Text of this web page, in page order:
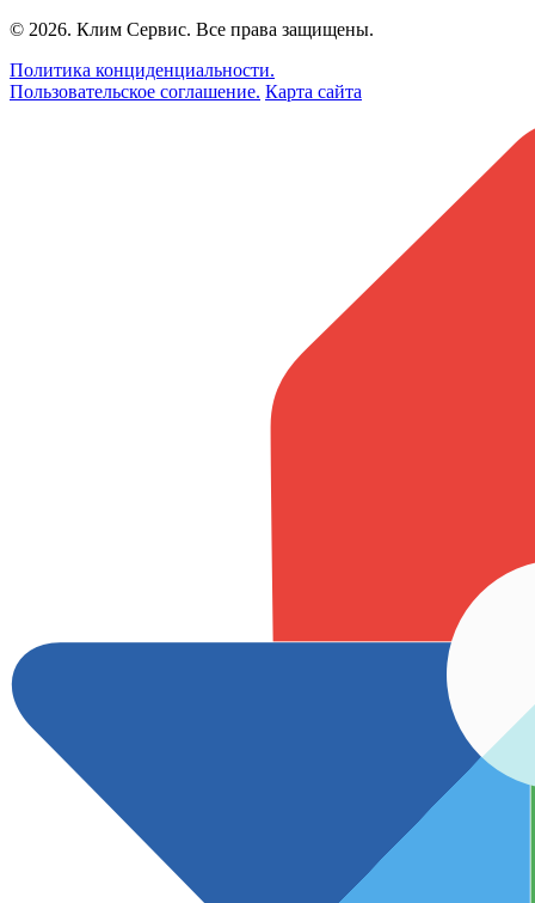
© 2026. Клим Сервис. Все права защищены.
Политика конциденциальности.
Пользовательское соглашение. Карта сайта